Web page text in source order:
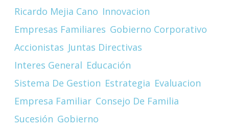
Ricardo Mejia Cano Innovacion
Empresas Familiares Gobierno Corporativo
Accionistas Juntas Directivas
Interes General Educación
Sistema De Gestion Estrategia Evaluacion
Empresa Familiar Consejo De Familia
Sucesión Gobierno